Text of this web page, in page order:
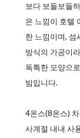
보다 보들보들
은 느낌이 호텔
한 느낌이며, 섬
방식의 가공이
독특한 모양으
빔입니다.
4온스(8온스)
사계절 내내 사